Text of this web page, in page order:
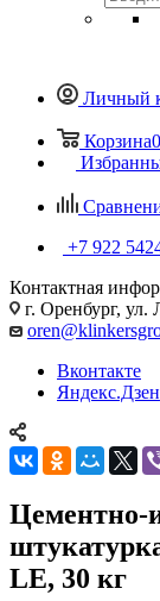
Личный
Корзина0
+7 922
Контактная
г. Оренбург, ул.
Вконтакте
Яндекс.Дзен
Цементно-
LE, 30 кг